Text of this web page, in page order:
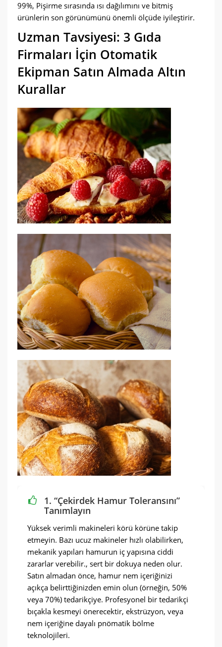
99%, Pişirme sırasında ısı dağılımını ve bitmiş
ürünlerin son görünümünü önemli ölçüde iyileştirir.
Uzman Tavsiyesi: 3 Gıda
Firmaları İçin Otomatik
Ekipman Satın Almada Altın
Kurallar
1. “Çekirdek Hamur Toleransını”
Tanımlayın
Yüksek verimli makineleri körü körüne takip
etmeyin. Bazı ucuz makineler hızlı olabilirken,
mekanik yapıları hamurun iç yapısına ciddi
zararlar verebilir., sert bir dokuya neden olur.
Satın almadan önce, hamur nem içeriğinizi
açıkça belirttiğinizden emin olun (örneğin, 50%
veya 70%) tedarikçiye. Profesyonel bir tedarikçi
bıçakla kesmeyi önerecektir, ekstrüzyon, veya
nem içeriğine dayalı pnömatik bölme
teknolojileri.